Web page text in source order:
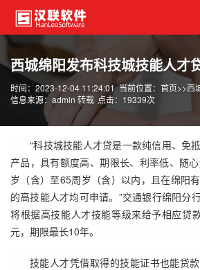
西城绵阳发布科技城技能人才
当前位置： 首页>>西
时间：2023-12-04 11:24:01
信息来源：admin 转载 点击：19339次
“科技城技能人才贷是一款纯信用、免
产品，具有额度高、期限长、利率低、随
岁（含）至65周岁（含）以内，且在绵阳
的高技能人才均可申请。”交通银行绵阳分
将根据高技能人才技能等级来给予相应贷
元，期限最长10年。
技能人才凭借取得的技能证书也能贷